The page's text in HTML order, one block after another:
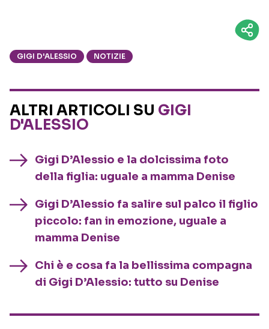
GIGI D'ALESSIO NOTIZIE
ALTRI ARTICOLI SU GIGI
D'ALESSIO
Gigi D’Alessio e la dolcissima foto
della figlia: uguale a mamma Denise
Gigi D’Alessio fa salire sul palco il figlio
piccolo: fan in emozione, uguale a
mamma Denise
Chi è e cosa fa la bellissima compagna
di Gigi D’Alessio: tutto su Denise